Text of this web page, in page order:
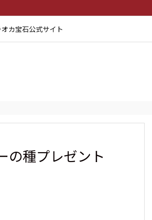
オカ宝石公式サイト
の種プレゼント